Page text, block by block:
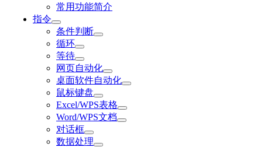
常用功能简介
指令
条件判断
循环
等待
网页自动化
桌面软件自动化
鼠标键盘
Excel/WPS表格
Word/WPS文档
对话框
数据处理